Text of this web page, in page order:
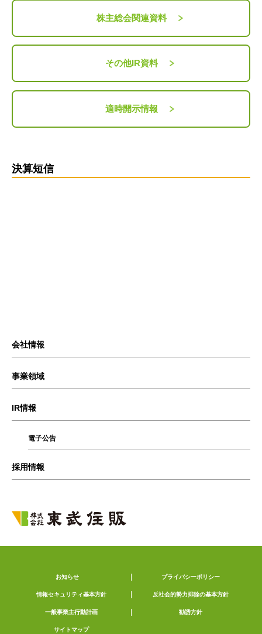
株主総会関連資料
その他IR資料
適時開示情報
決算短信
会社情報
事業領域
IR情報
電子公告
採用情報
お知らせ プライバシーポリシー
情報セキュリティ基本方針 反社会的勢力排除の基本方針
一般事業主行動計画 勧誘方針
サイトマップ